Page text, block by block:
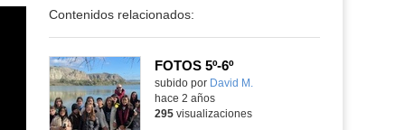
Contenidos relacionados:
FOTOS 5º-6º
Contenido educativo.
subido por David M.
hace 2 años
295visualizaciones